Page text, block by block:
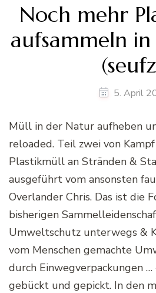
Noch mehr
aufsammeln
5. April
Müll in der Natur aufheben
reloaded. Teil zwei von
Plastikmüll an Stränden &
ausgeführt vom ansonsten
Overlander Chris. Das ist die
bisherigen
Umweltschutz unterwegs &
vom Menschen gemachte
durch Einwegverpackungen
gebückt und gepickt. In den